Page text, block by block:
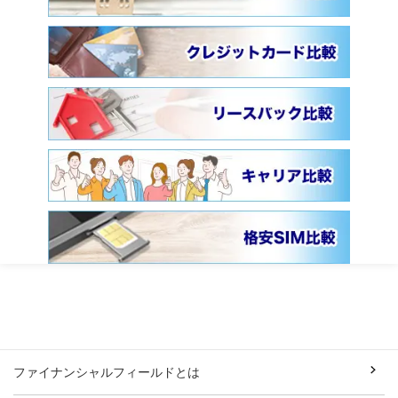
ファイナンシャルフィールドとは